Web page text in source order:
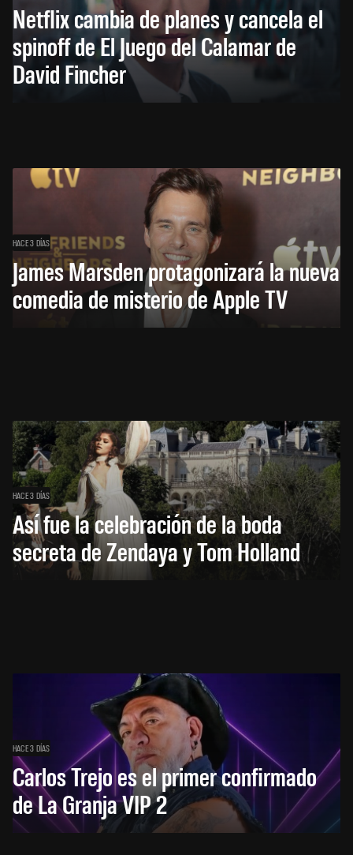
Netflix cambia de planes y cancela el
spinoff de El Juego del Calamar de
David Fincher
HACE 3 DÍAS
James Marsden protagonizará la nueva
comedia de misterio de Apple TV
HACE 3 DÍAS
Así fue la celebración de la boda
secreta de Zendaya y Tom Holland
HACE 3 DÍAS
Carlos Trejo es el primer confirmado
de La Granja VIP 2